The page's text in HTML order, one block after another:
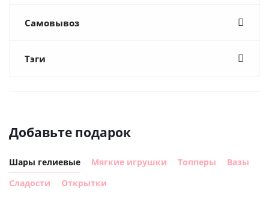
Самовывоз
Тэги
Добавьте подарок
Шары гелиевые Мягкие игрушки Топперы
Вазы
Сладости
Открытки